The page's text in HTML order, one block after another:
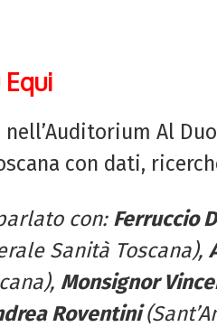
nell’Auditorium Al
con dati,
con: Ferruccio
Sanità Toscana),
Monsignor
Roventini